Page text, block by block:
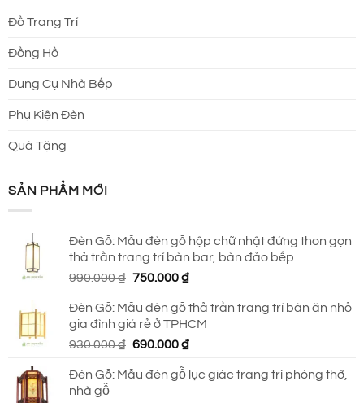
Đồ Trang Trí
Đồng Hồ
Dung Cụ Nhà Bếp
Phụ Kiện Đèn
Quà Tặng
SẢN PHẨM MỚI
Đèn Gỗ: Mẫu đèn gỗ hộp chữ nhật đứng thon gọn
thả trần trang trí bàn bar, bàn đảo bếp
990.000₫ Giá
là:
990.000 ₫.
750.000₫Giá
tại
là:
750.000 ₫.
Đèn Gỗ: Mẫu đèn gỗ thả trần trang trí bàn ăn nhỏ
gia đình giá rẻ ở TPHCM
930.000₫ Giá
là:
690.000₫Giá
tại
Đèn Gỗ: Mẫu đèn gỗ lục giác trang trí phòng thờ,
nhà gỗ